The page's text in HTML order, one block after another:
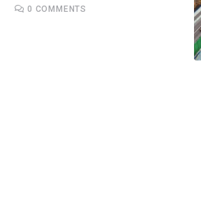
0 COMMENTS